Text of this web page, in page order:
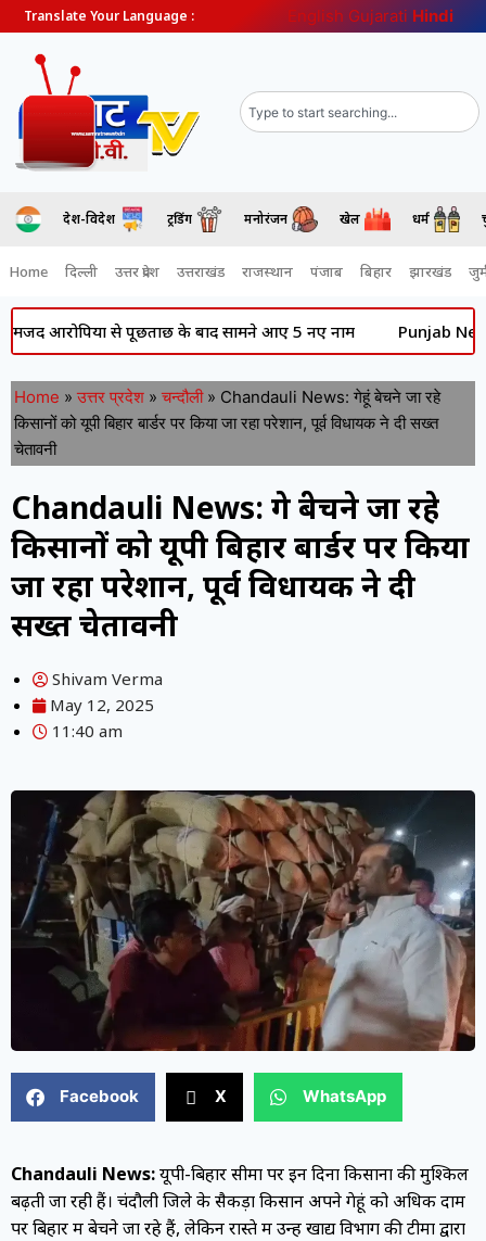
Translate Your Language : English Gujarati Hindi
देश-विदेश ट्रेंडिंग मनोरंजन खेल धर्म
Home दिल्ली उत्तर प्रदेश उत्तराखंड राजस्थान पंजाब बिहार झारखंड
से पूछताछ के बाद सामने आए 5 नए नाम Punjab News: की
Home » उत्तर प्रदेश » चन्दौली » Chandauli News: गेहूं बेचने जा रहे
किसानों को यूपी बिहार बार्डर पर किया जा रहा परेशान, पूर्व विधायक ने दी सख्त
चेतावनी
Chandauli News: गेहूं बेचने जा रहे
किसानों को यूपी बिहार बार्डर पर किया
जा रहा परेशान, पूर्व विधायक ने दी
सख्त चेतावनी
Shivam Verma
May 12, 2025
11:40 am
Facebook X WhatsApp
Chandauli News:यूपी-बिहार सीमा पर इन दिनों किसानों की मुश्किलें
बढ़ती जा रही हैं। चंदौली जिले के सैकड़ों किसान अपने गेहूं को अधिक दाम
पर बिहार में बेचने जा रहे हैं, लेकिन रास्ते में उन्हें खाद्य विभाग की टीमों द्वारा